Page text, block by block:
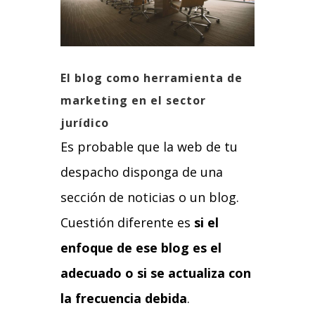
El blog como herramienta de
marketing en el sector
jurídico
Es probable que la web de tu
despacho disponga de una
sección de noticias o un blog.
Cuestión diferente es si el
enfoque de ese blog es el
adecuado o si se actualiza con
la frecuencia debida.